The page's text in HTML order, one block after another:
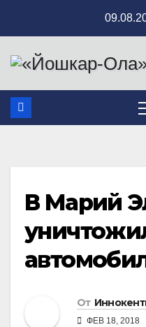
содержимому
В Марий
От
ФЕВ 18, 2018